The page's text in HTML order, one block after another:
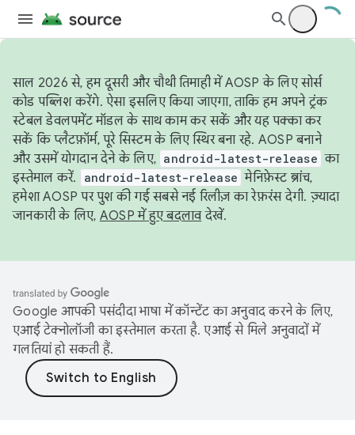
साल 2026 से, हम दूसरी और चौथी तिमाही में AOSP के लिए सोर्स
कोड पब्लिश करेंगे. ऐसा इसलिए किया जाएगा, ताकि हम अपने ट्रंक
स्टेबल डेवलपमेंट मॉडल के साथ काम कर सकें और यह पक्का कर
सकें कि प्लैटफ़ॉर्म, पूरे सिस्टम के लिए स्थिर बना रहे. AOSP बनाने
और उसमें योगदान देने के लिए, android-latest-release का
इस्तेमाल करें.
android-latest-release मेनिफ़ेस्ट ब्रांच,
हमेशा AOSP पर पुश की गई सबसे नई रिलीज़ का रेफ़रंस देगी. ज़्यादा
जानकारी के लिए, AOSP में हुए बदलावदेखें.
Google आपकी पसंदीदा भाषा में कॉन्टेंट का अनुवाद करने के लिए,
एआई टेक्नोलॉजी का इस्तेमाल करता है. एआई से मिले अनुवादों में
गलतियां हो सकती हैं.